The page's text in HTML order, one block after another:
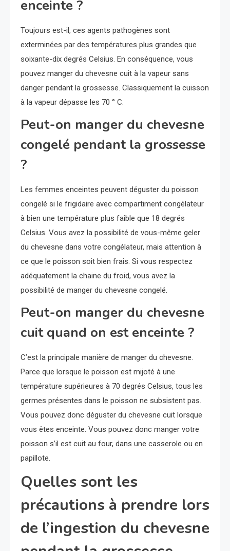
enceinte ?
Toujours est-il, ces agents pathogènes sont
exterminées par des températures plus grandes que
soixante-dix degrés Celsius. En conséquence, vous
pouvez manger du chevesne cuit à la vapeur sans
danger pendant la grossesse. Classiquement la cuisson
à la vapeur dépasse les 70 ° C.
Peut-on manger du chevesne
congelé pendant la grossesse
?
Les femmes enceintes peuvent déguster du poisson
congelé si le frigidaire avec compartiment congélateur
à bien une température plus faible que 18 degrés
Celsius. Vous avez la possibilité de vous-même geler
du chevesne dans votre congélateur, mais attention à
ce que le poisson soit bien frais. Si vous respectez
adéquatement la chaine du froid, vous avez la
possibilité de manger du chevesne congelé.
Peut-on manger du chevesne
cuit quand on est enceinte ?
C’est la principale manière de manger du chevesne.
Parce que lorsque le poisson est mijoté à une
température supérieures à 70 degrés Celsius, tous les
germes présentes dans le poisson ne subsistent pas.
Vous pouvez donc déguster du chevesne cuit lorsque
vous êtes enceinte. Vous pouvez donc manger votre
poisson s’il est cuit au four, dans une casserole ou en
papillote.
Quelles sont les
précautions à prendre lors
de l’ingestion du chevesne